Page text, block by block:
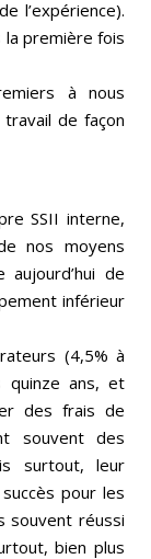
l’expérience).
première fois
à nous
de façon
SSII interne,
nos moyens
de
inférieur
(4,5% à
quinze ans, et
des frais de
souvent des
surtout, leur
pour les
souvent réussi
bien plus